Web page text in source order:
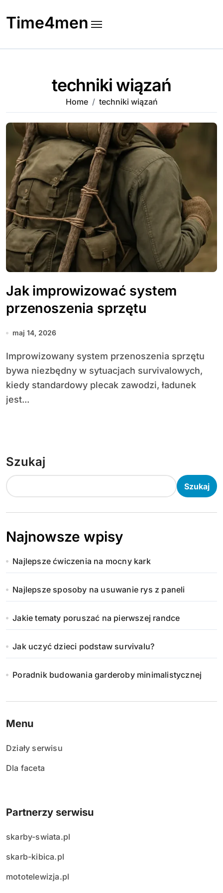
to
content
Time4men
techniki wiązań
Home techniki wiązań
Jak improwizować system
przenoszenia sprzętu
maj 14, 2026
Improwizowany system przenoszenia sprzętu
bywa niezbędny w sytuacjach survivalowych,
kiedy standardowy plecak zawodzi, ładunek
jest...
Szukaj
Szukaj
Najnowsze wpisy
Najlepsze ćwiczenia na mocny kark
Najlepsze sposoby na usuwanie rys z paneli
Jakie tematy poruszać na pierwszej randce
Jak uczyć dzieci podstaw survivalu?
Poradnik budowania garderoby minimalistycznej
Menu
Działy serwisu
Dla faceta
Partnerzy serwisu
skarby-swiata.pl
skarb-kibica.pl
mototelewizja.pl